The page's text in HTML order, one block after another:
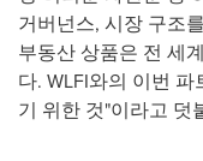
거버넌스, 시장 구조
부동산 상품은 전 세
다. WLFI와의 이번
기 위한 것"이라고 덧